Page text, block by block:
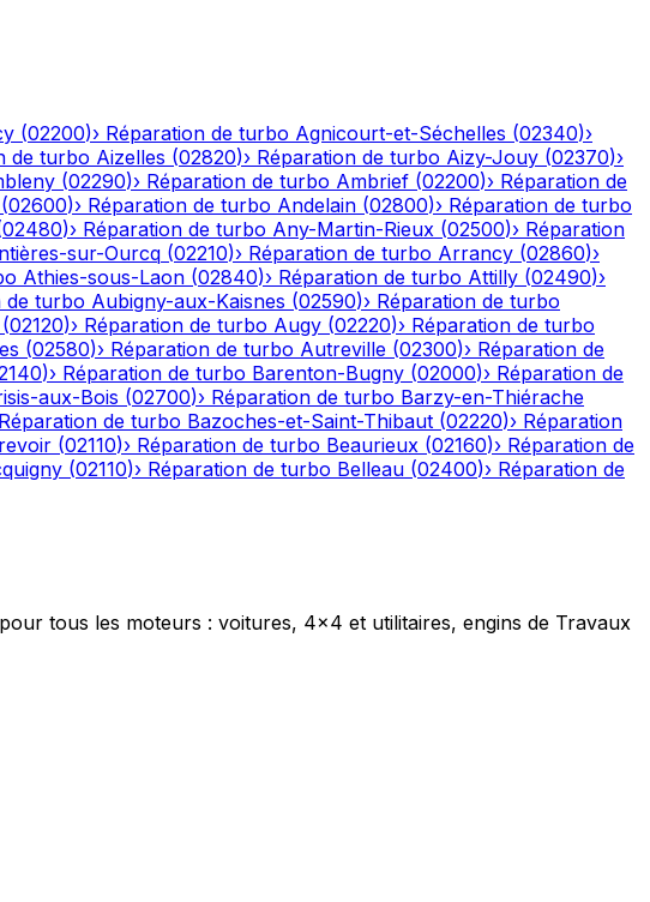
(02200)› Réparation de turbo Agnicourt-et-Séchelles (02340)›
de turbo Aizelles (02820)› Réparation de turbo Aizy-Jouy (02370)›
(02290)› Réparation de turbo Ambrief (02200)› Réparation de
(02600)› Réparation de turbo Andelain (02800)› Réparation de turbo
02480)› Réparation de turbo Any-Martin-Rieux (02500)› Réparation
sur-Ourcq (02210)› Réparation de turbo Arrancy (02860)›
Athies-sous-Laon (02840)› Réparation de turbo Attilly (02490)›
de turbo Aubigny-aux-Kaisnes (02590)› Réparation de turbo
(02120)› Réparation de turbo Augy (02220)› Réparation de turbo
(02580)› Réparation de turbo Autreville (02300)› Réparation de
)› Réparation de turbo Barenton-Bugny (02000)› Réparation de
aux-Bois (02700)› Réparation de turbo Barzy-en-Thiérache
Réparation de turbo Bazoches-et-Saint-Thibaut (02220)› Réparation
(02110)› Réparation de turbo Beaurieux (02160)› Réparation de
(02110)› Réparation de turbo Belleau (02400)› Réparation de
tous les moteurs : voitures, 4x4 et utilitaires, engins de Travaux